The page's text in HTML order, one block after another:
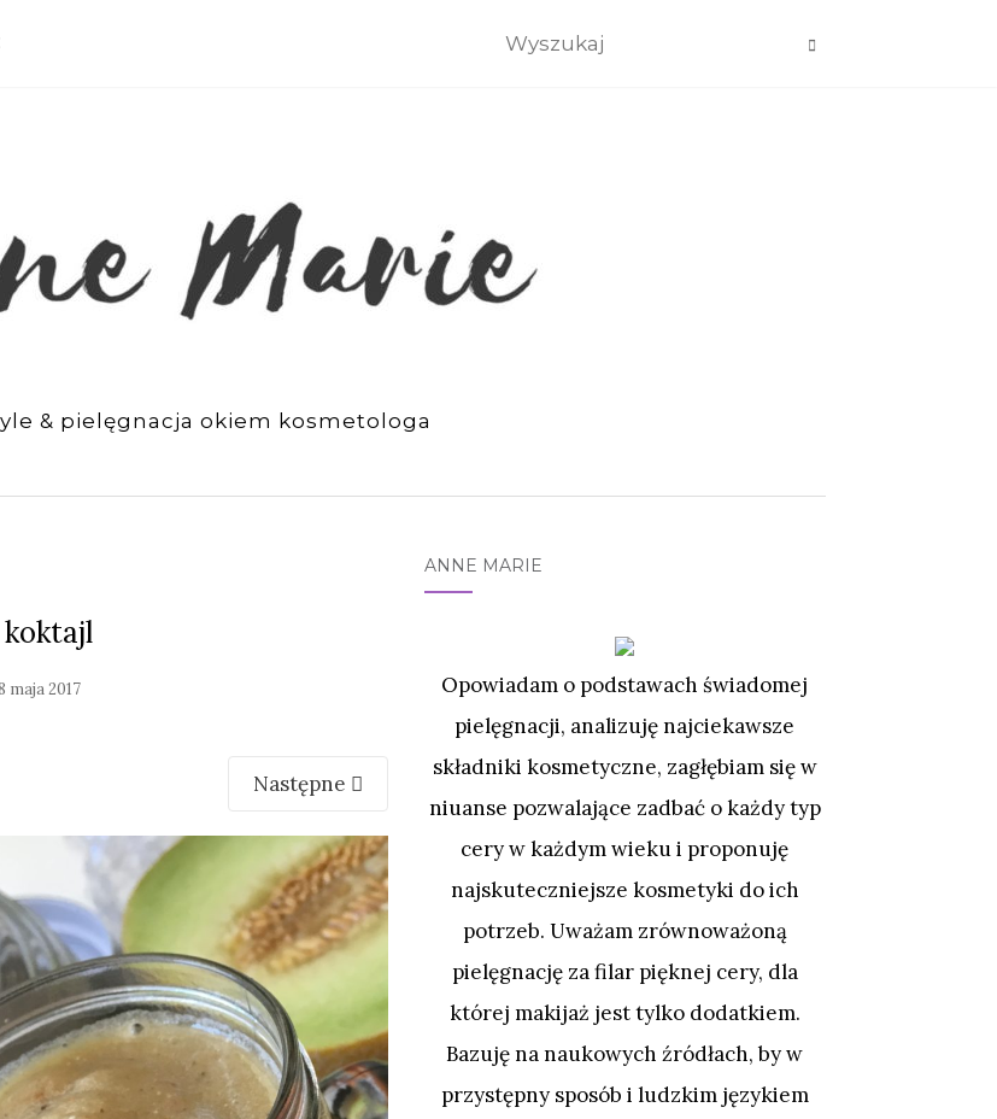
& pielęgnacja okiem kosmetologa
maja 2017
Następne
ANNE MARIE
Opowiadam o podstawach świadomej
pielęgnacji, analizuję najciekawsze
składniki kosmetyczne, zagłębiam się w
niuanse pozwalające zadbać o każdy typ
cery w każdym wieku i proponuję
najskuteczniejsze kosmetyki do ich
potrzeb. Uważam zrównoważoną
pielęgnację za filar pięknej cery, dla
której makijaż jest tylko dodatkiem.
Bazuję na naukowych źródłach, by w
przystępny sposób i ludzkim językiem